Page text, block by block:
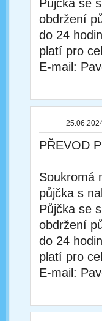
Půjčka se
obdržení
do 24
platí pro
E-mail:
PŘEVOD
Soukromá
půjčka s
Půjčka se
obdržení
do 24
platí pro
E-mail: